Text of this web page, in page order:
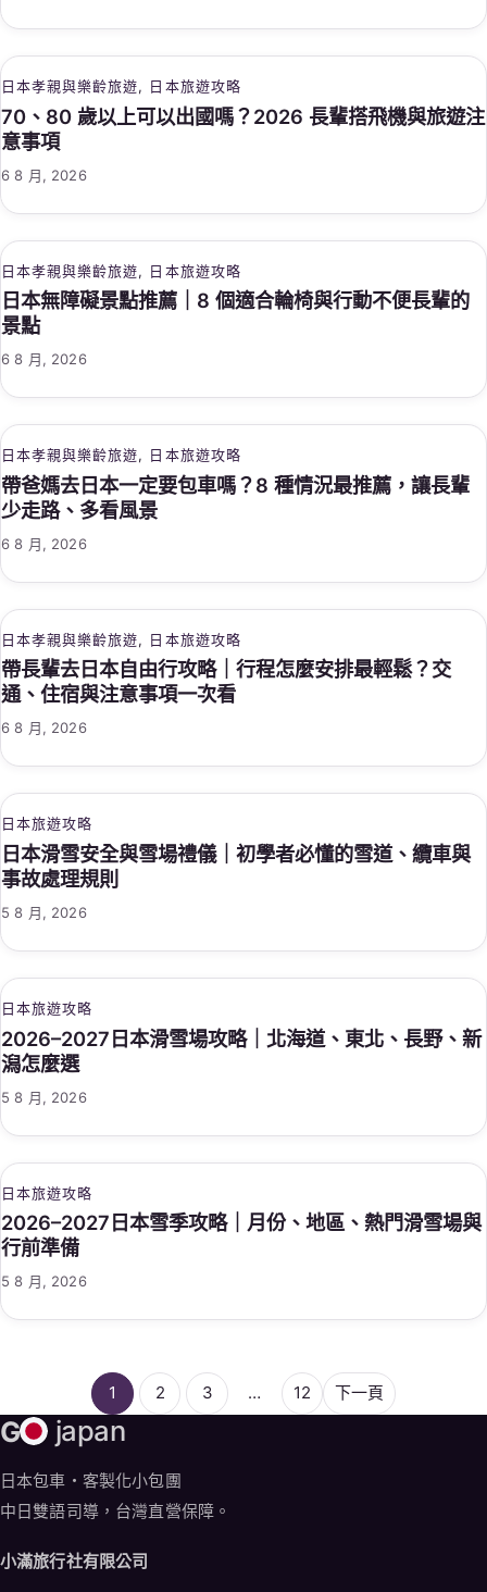
日本孝親與樂齡旅遊, 日本旅遊攻略
70、80 歲以上可以出國嗎？2026 長輩搭飛機與旅遊注
意事項
6 8 月, 2026
日本孝親與樂齡旅遊, 日本旅遊攻略
日本無障礙景點推薦｜8 個適合輪椅與行動不便長輩的
景點
6 8 月, 2026
日本孝親與樂齡旅遊, 日本旅遊攻略
帶爸媽去日本一定要包車嗎？8 種情況最推薦，讓長輩
少走路、多看風景
6 8 月, 2026
日本孝親與樂齡旅遊, 日本旅遊攻略
帶長輩去日本自由行攻略｜行程怎麼安排最輕鬆？交
通、住宿與注意事項一次看
6 8 月, 2026
日本旅遊攻略
日本滑雪安全與雪場禮儀｜初學者必懂的雪道、纜車與
事故處理規則
5 8 月, 2026
日本旅遊攻略
2026–2027日本滑雪場攻略｜北海道、東北、長野、新
潟怎麼選
5 8 月, 2026
日本旅遊攻略
2026–2027日本雪季攻略｜月份、地區、熱門滑雪場與
行前準備
5 8 月, 2026
1 2 3 … 12 下一頁
G japan
日本包車・客製化小包團
中日雙語司導，台灣直營保障。
小滿旅行社有限公司